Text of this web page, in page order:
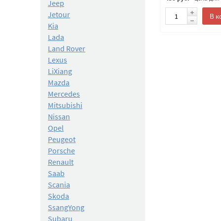
Jeep
Jetour
Kia
Lada
Land Rover
Lexus
LiXiang
Mazda
Mercedes
Mitsubishi
Nissan
Opel
Peugeot
Porsche
Renault
Saab
Scania
Skoda
SsangYong
Subaru
В